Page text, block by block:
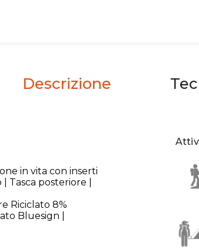
Descrizione
in vita con inserti
Tasca posteriore |
Riciclato 8%
Bluesign |